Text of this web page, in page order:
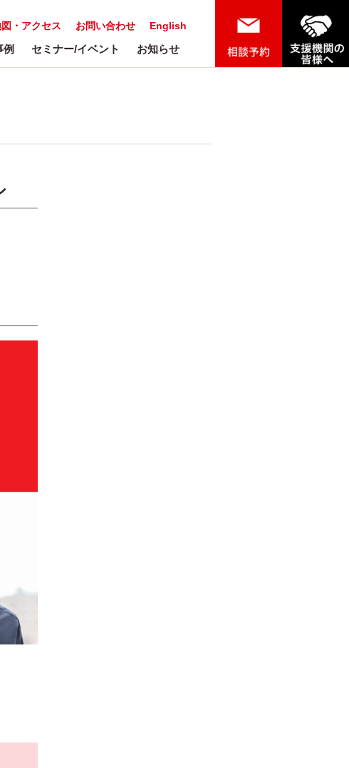
English
お問い合わせ
・アクセス
例 セミナー/イベント お知らせ